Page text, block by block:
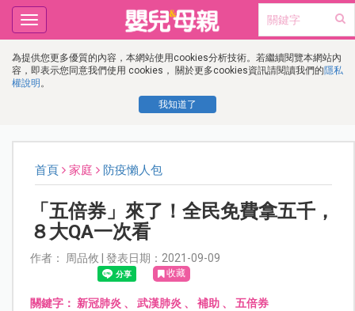
為提供您更多優質的內容，本網站使用cookies分析技術。若繼續閱覽本網站內
容，即表示您同意我們使用 cookies， 關於更多cookies資訊請閱讀我們的隱私
權說明 。
我知道了
Toggle
navigation
首頁 家庭 防疫懶人包
「五倍券」來了！全民免費拿五千，
８大QA一次看
作者： 周品攸 | 發表日期：2021-09-09
收藏
關鍵字： 新冠肺炎 、 武漢肺炎 、 補助、 五倍券